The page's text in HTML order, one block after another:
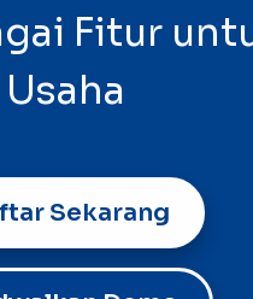
Fitur
Sekarang